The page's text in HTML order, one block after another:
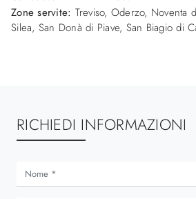
Zone servite: Treviso, Oderzo, Noventa
Silea, San Donà di Piave, San Biagio di
RICHIEDI INFORMAZIONI